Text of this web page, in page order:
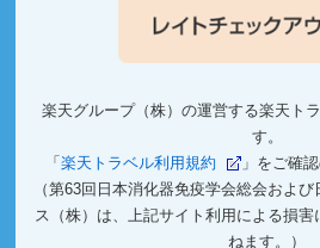
楽天グループ（株）の運営する楽天ト
す。
「楽天トラベル利用規約
」をご確
（第63回日本消化器免疫学会総会およ
ス（株）は、
上記サイト利用による損
ねます。）